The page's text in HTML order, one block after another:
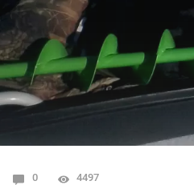
0 4497